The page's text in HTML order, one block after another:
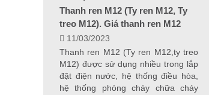
Thanh ren M12 (Ty ren M12, Ty
treo M12). Giá thanh ren M12
11/03/2023
Thanh ren M12 (Ty ren M12,ty treo
M12) được sử dụng nhiều trong lắp
đặt điện nước, hệ thống điều hòa,
hệ thống phòng cháy chữa cháy